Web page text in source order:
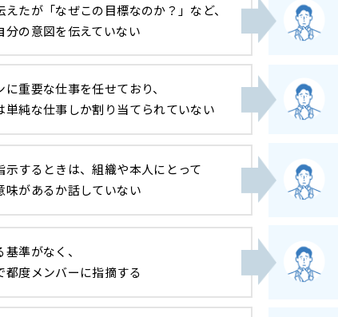
えたが「なぜこの目標なのか？」など、
分の意図を伝えていない
に重要な仕事を任せており、
単純な仕事しか割り当てられていない
示するときは、組織や本人にとって
味があるか話していない
準がなく、
都度メンバーに指摘する